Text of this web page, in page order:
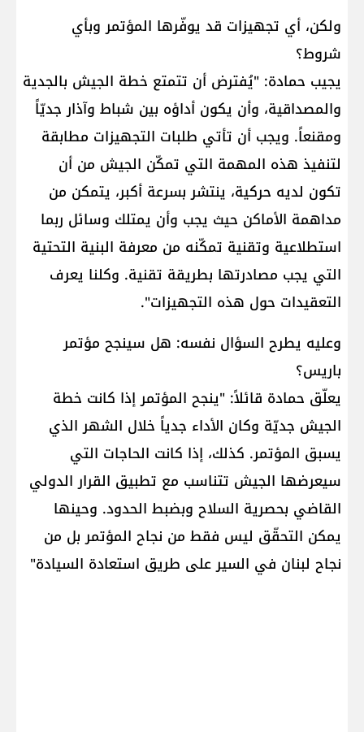
ولكن، أي تجهيزات قد يوفّرها المؤتمر وبأي
شروط؟
يجيب حمادة: "يُفترض أن تتمتع خطة الجيش بالجدية
والمصداقية، وأن يكون أداؤه بين شباط وآذار جديّاً
ومقنعاً. ويجب أن تأتي طلبات التجهيزات مطابقة
لتنفيذ هذه المهمة التي تمكّن الجيش من أن
تكون لديه حركية، ينتشر بسرعة أكبر، يتمكن من
مداهمة الأماكن حيث يجب وأن يمتلك وسائل ربما
استطلاعية وتقنية تمكّنه من معرفة البنية التحتية
التي يجب مصادرتها بطريقة تقنية. وكلنا يعرف
التعقيدات حول هذه التجهيزات".
وعليه يطرح السؤال نفسه: هل سينجح مؤتمر
باريس؟
يعلّق حمادة قائلاً: "ينجح المؤتمر إذا كانت خطة
الجيش جديّة وكان الأداء جدياً خلال الشهر الذي
يسبق المؤتمر. كذلك، إذا كانت الحاجات التي
سيعرضها الجيش تتناسب مع تطبيق القرار الدولي
القاضي بحصرية السلاح وبضبط الحدود. وحينها
يمكن التحقّق ليس فقط من نجاح المؤتمر بل من
نجاح لبنان في السير على طريق استعادة السيادة"